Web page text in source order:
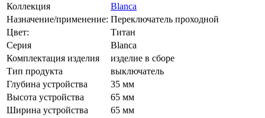
Коллекция
Blanca
Назначение/применение: Переключатель проходной
Цвет:
Титан
Серия
Blanca
Комплектация изделия
изделие в сборе
Тип продукта
выключатель
Глубина устройства
35 мм
Высота устройства
65 мм
Ширина устройства
65 мм